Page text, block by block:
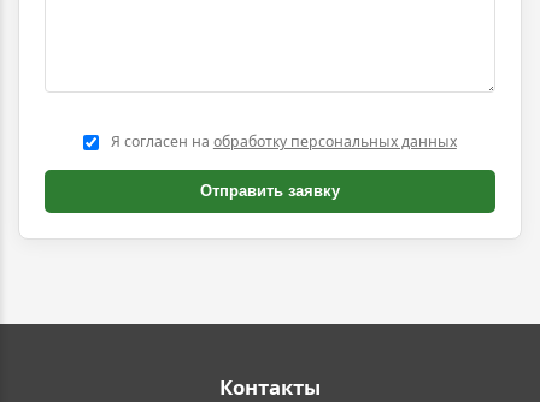
Я согласен на обработку персональных данных
Отправить заявку
Контакты